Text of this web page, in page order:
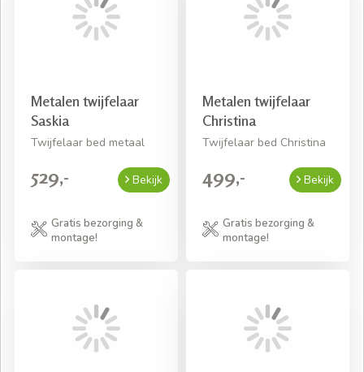
Metalen twijfelaar
Saskia
Twijfelaar bed metaal
529,- Bekijk
Gratis bezorging &
montage!
Metalen twijfelaar
Christina
Twijfelaar bed Christina
499,- Bekijk
Gratis bezorging &
montage!